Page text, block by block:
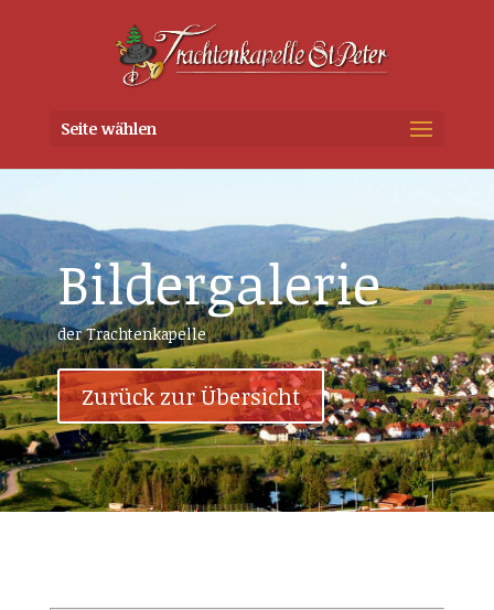
Seite wählen
Bildergalerie
der Trachtenkapelle
Zurück zur Übersicht